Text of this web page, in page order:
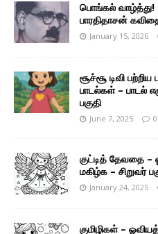
பொங்கல் வாழ்த்து! –
பாரதிதாசன்
January 15, 2026
சூச்சூ டிவி
பாடல்கள் – பாடல்
பகுதி
June 7, 2025 0
குட்டித் தேவதை
மகிழ்க – சிறுவர்
January 24, 2025
குமிழிகள் –